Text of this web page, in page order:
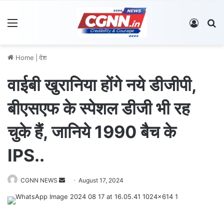
Log In
Home देश
वाईबी खुरानिया होंगे नये डीजीपी,
बीएसएफ के स्पेशल डीजी भी रह
चुके हैं, जानिये 1990 बैच के
IPS..
CGNN NEWS August 17, 2024